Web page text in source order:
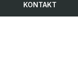
KONTAKT